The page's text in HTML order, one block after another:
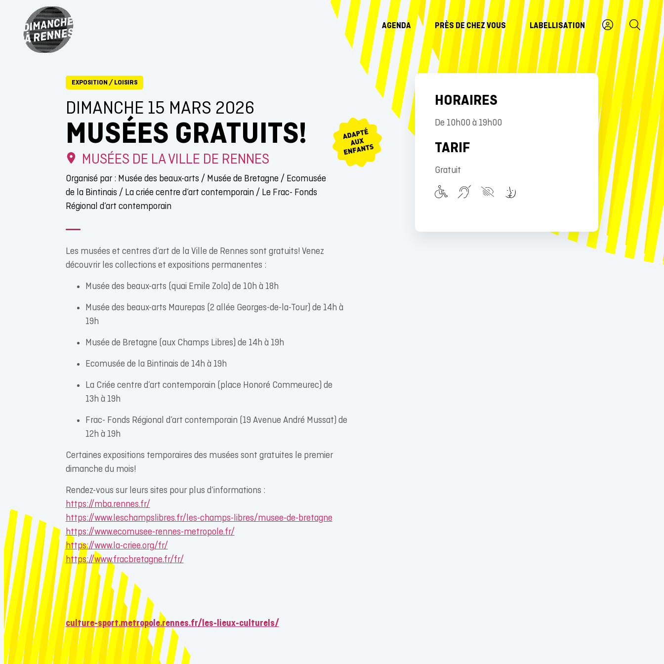
AGENDA PRÈS DE CHEZ VOUS LABELLISATION
EXPOSITION / LOISIRS
DIMANCHE 15 MARS 2026
MUSÉES GRATUITS!
MUSÉES DE LA VILLE DE RENNES
Organisé par : Musée des beaux-arts / Musée de Bretagne / Ecomusée
de la Bintinais / La criée centre d’art contemporain / Le Frac- Fonds
Régional d’art contemporain
Les musées et centres d’art de la Ville de Rennes sont gratuits! Venez
découvrir les collections et expositions permanentes :
Musée des beaux-arts (quai Emile Zola) de 10h à 18h
Musée des beaux-arts Maurepas (2 allée Georges-de-la-Tour) de 14h à
19h
Musée de Bretagne (aux Champs Libres) de 14h à 19h
Ecomusée de la Bintinais de 14h à 19h
La Criée centre d’art contemporain (place Honoré Commeurec) de
13h à 19h
Frac- Fonds Régional d’art contemporain (19 Avenue André Mussat) de
12h à 19h
Certaines expositions temporaires des musées sont gratuites le premier
dimanche du mois!
Rendez-vous sur leurs sites pour plus d’informations :
https://mba.rennes.fr/
https://www.leschampslibres.fr/les-champs-libres/musee-de-bretagne
https://www.ecomusee-rennes-metropole.fr/
https://www.la-criee.org/fr/
https://www.fracbretagne.fr/fr/
culture-sport.metropole.rennes.fr/les-lieux-culturels/
HORAIRES
De 10h00 à 19h00
TARIF
Gratuit